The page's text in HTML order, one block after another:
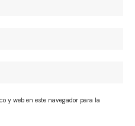
y web en este navegador para la